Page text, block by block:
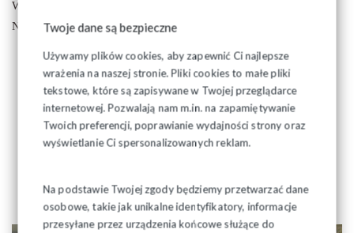
Twoje dane są bezpieczne
Używamy plików cookies, aby zapewnić Ci najlepsze
wrażenia na naszej stronie. Pliki cookies to małe pliki
tekstowe, które są zapisywane w Twojej przeglądarce
internetowej. Pozwalają nam m.in. na zapamiętywanie
Twoich preferencji, poprawianie wydajności strony oraz
wyświetlanie Ci spersonalizowanych reklam.
Na podstawie Twojej zgody będziemy przetwarzać dane
osobowe, takie jak unikalne identyfikatory, informacje
przesyłane przez urządzenia końcowe służące do
W skład Wojewódzkiej Rady Dialogu Społecznego z ramienia
NSZZ "Solidarność" desygnowani zostali:
Józef Mozolewski - Przewodniczący Zarządu Regionu
Podlaskiego
Eugeniusz Formejster - Wiceprzewodniczący Zarządu
Regionu Podlaskiego
Eugeniusz Stepanczuk - Wiceprzewodniczący Zarządu
Henryk Piekarski - Przewodniczący Oddziału NSZZ
"Solidarność" w Łomży (Region Mazowsze)